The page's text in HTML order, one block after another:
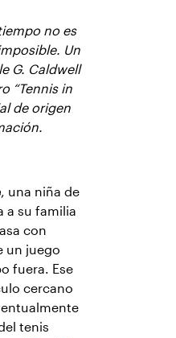
no es
Un
G. Caldwell
“Tennis in
de origen
, una niña de
a su familia
con
un juego
fuera. Ese
cercano
tenis